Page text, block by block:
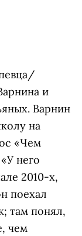
и
Варнин
на
«Чем
него
2010-х,
поехал
там понял,
чем